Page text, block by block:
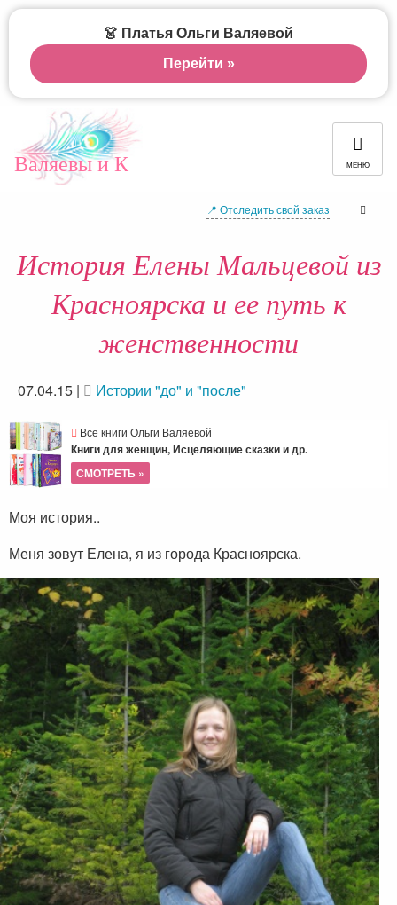
Валяевы и К МЕНЮ
📍 Отследить свой заказ
История Елены Мальцевой из
Красноярска и ее путь к
женственности
07.04.15 | Истории "до" и "после"
Все книги Ольги Валяевой
Книги для женщин, Исцеляющие сказки и др.
СМОТРЕТЬ »
Моя история..
Меня зовут Елена, я из города Красноярска.
👗 Платья Ольги Валяевой
Перейти »